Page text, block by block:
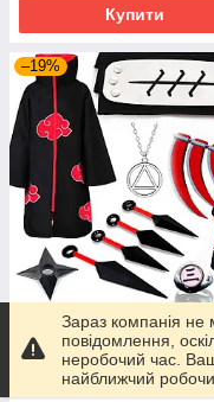
Купити
–19%
Набір Хідана (Акацукі) з
аніме Наруто: Плащ
Пов'язка + Кільце +
Кунаї + Сюрікен
В наявності
Зараз компанія
повідомлення,
неробочий час.
найближчий